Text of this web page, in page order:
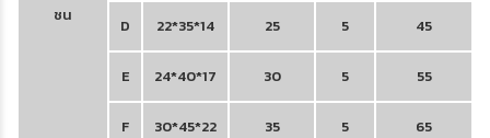
ชน
D 22*35*14 25 5 45
E 24*40*17 30 5 55
F 30*45*22 35 5 65